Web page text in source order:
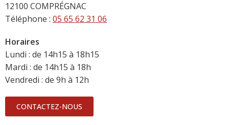
12100 COMPRÉGNAC
Téléphone : 05 65 62 31 06
Horaires
Lundi : de 14h15 à 18h15
Mardi : de 14h15 à 18h
Vendredi : de 9h à 12h
CONTACTEZ-NOUS